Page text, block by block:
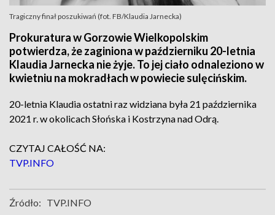
Tragiczny finał poszukiwań (fot. FB/Klaudia Jarnecka)
Prokuratura w Gorzowie Wielkopolskim
potwierdza, że zaginiona w październiku 20-letnia
Klaudia Jarnecka nie żyje. To jej ciało odnaleziono w
kwietniu na mokradłach w powiecie sulęcińskim.
20-letnia Klaudia ostatni raz widziana była 21 października
2021 r. w okolicach Słońska i Kostrzyna nad Odrą.
CZYTAJ CAŁOŚĆ NA:
TVP.INFO
Źródło: TVP.INFO